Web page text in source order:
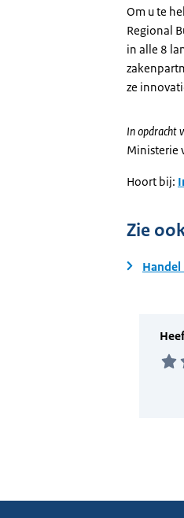
Om u te
Regional
in alle 8
ze
In opdracht
Ministerie
Hoort bij:
Zie
Handel